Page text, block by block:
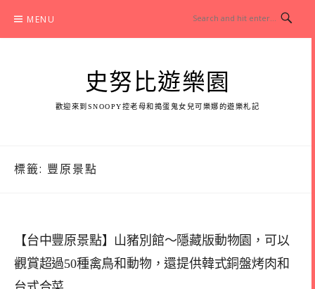
content
MENU
史努比遊樂園
歡迎來到SNOOPY控老母和搗蛋鬼女兒可樂娜的遊樂札記
標籤: 豐原景點
【台中豐原景點】山豬別館～隱藏版動物園，可以
觀賞超過50種禽鳥和動物，還提供韓式銅盤烤肉和